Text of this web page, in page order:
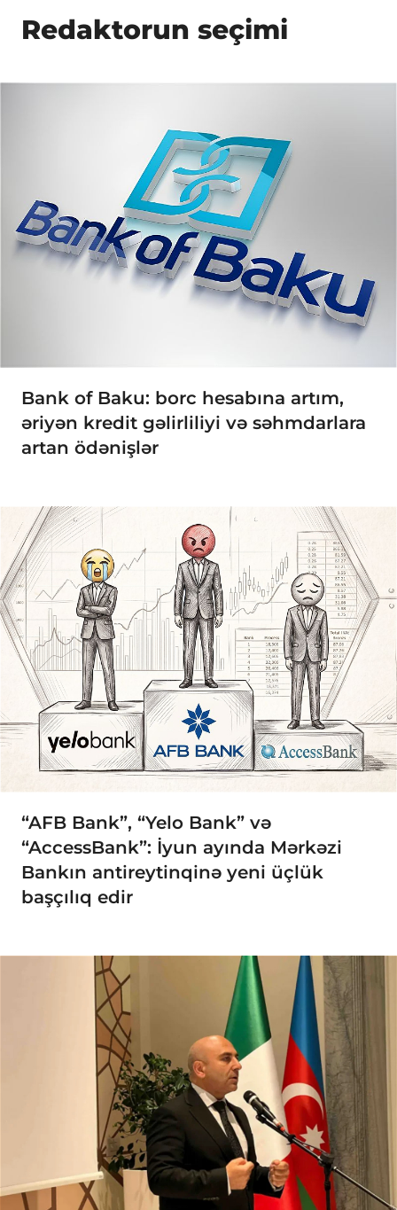
Redaktorun seçimi
Bank of Baku: borc hesabına artım,
əriyən kredit gəlirliliyi və səhmdarlara
artan ödənişlər
“AFB Bank”, “Yelo Bank” və
“AccessBank”: İyun ayında Mərkəzi
Bankın antireytinqinə yeni üçlük
başçılıq edir